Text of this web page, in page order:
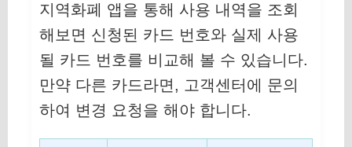
지역화폐 앱을 통해 사용 내역을 조회
해보면 신청된 카드 번호와 실제 사용
될 카드 번호를 비교해 볼 수 있습니다.
만약 다른 카드라면, 고객센터에 문의
하여 변경 요청을 해야 합니다.